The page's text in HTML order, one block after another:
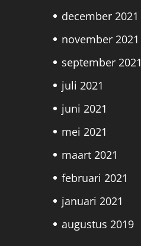
december 2021
november 2021
september 2021
juli 2021
juni 2021
mei 2021
maart 2021
februari 2021
januari 2021
augustus 2019